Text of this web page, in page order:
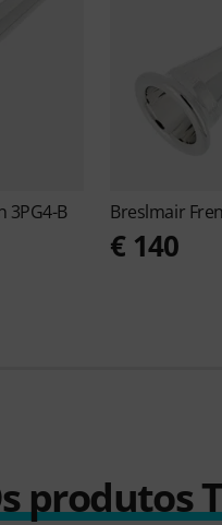
3PG4-B Breslmair
€ 140
produtos